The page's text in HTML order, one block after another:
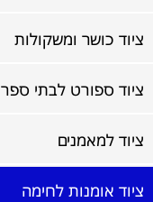
ציוד כושר ומשקולות
ציוד ספורט לבתי ספר
ציוד למאמנים
ציוד אומנות לחימה